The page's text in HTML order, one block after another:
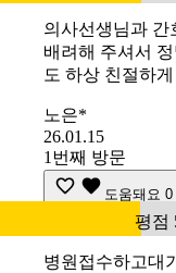
의사선생님과 간
배려해 주셔서
도 하상 친절하
노은*
26.01.15
1번째 방문
도움돼요 0
평점
병원접수하고대